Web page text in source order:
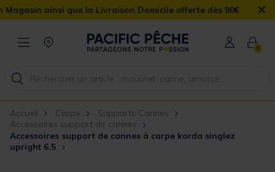
ainsi que la Livraison Domicile offerte dès 90€ ×
0
Accueil Carpe
Supports Cannes
Accessoires support de cannes
Accessoires support de cannes à carpe korda singlez
upright 6.5